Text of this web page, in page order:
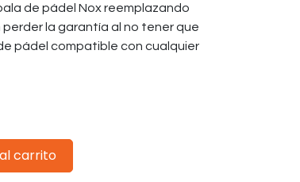
de pádel Nox reemplazando
la garantía al no tener que
pádel compatible con cualquier
carrito